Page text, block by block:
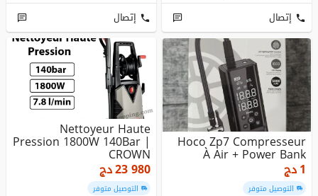
إتصال إتصال
Hoco Zp7 Compresseur
À Air + Power Bank
1دج
التوصيل متوفر
Nettoyeur Haute
Pression 1800W 140Bar |
CROWN
23 980دج
التوصيل متوفر